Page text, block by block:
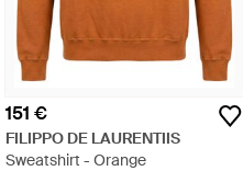
151 €
FILIPPO DE LAURENTIIS
Sweatshirt - Orange